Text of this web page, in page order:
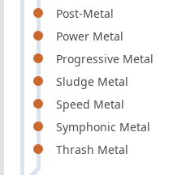
Post-Metal
Power Metal
Progressive Metal
Sludge Metal
Speed Metal
Symphonic Metal
Thrash Metal